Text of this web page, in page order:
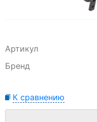
Артикул
Бренд
К сравнению